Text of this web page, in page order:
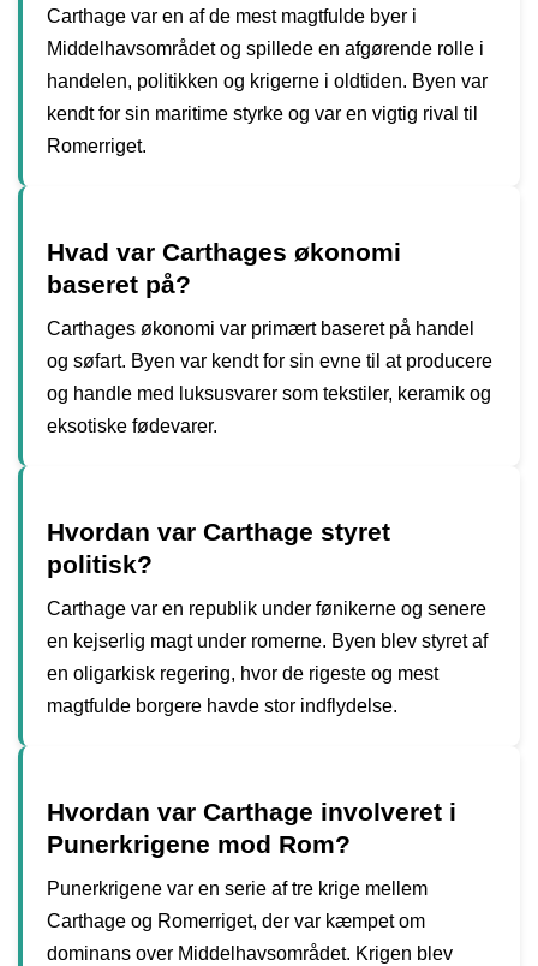
Carthage var en af de mest magtfulde byer i
Middelhavsområdet og spillede en afgørende rolle i
handelen, politikken og krigerne i oldtiden. Byen var
kendt for sin maritime styrke og var en vigtig rival til
Romerriget.
Hvad var Carthages økonomi
baseret på?
Carthages økonomi var primært baseret på handel
og søfart. Byen var kendt for sin evne til at producere
og handle med luksusvarer som tekstiler, keramik og
eksotiske fødevarer.
Hvordan var Carthage styret
politisk?
Carthage var en republik under fønikerne og senere
en kejserlig magt under romerne. Byen blev styret af
en oligarkisk regering, hvor de rigeste og mest
magtfulde borgere havde stor indflydelse.
Hvordan var Carthage involveret i
Punerkrigene mod Rom?
Punerkrigene var en serie af tre krige mellem
Carthage og Romerriget, der var kæmpet om
dominans over Middelhavsområdet. Krigen blev